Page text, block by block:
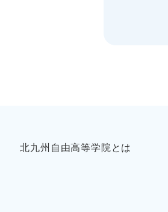
北九州自由高等学院とは